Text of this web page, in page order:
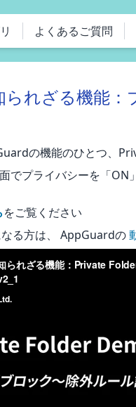
よくあるご質問
れざる機能：
の機能のひとつ、
でプライバシーを「
をご覧ください
る方は、 AppGuardの